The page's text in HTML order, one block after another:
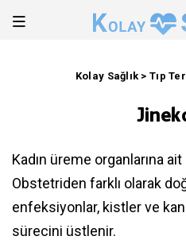
Kolay Sağlık>Tıp
Kadın üreme organlarına
Obstetriden farklı olarak
enfeksiyonlar, kistler ve
sürecini üstlenir.